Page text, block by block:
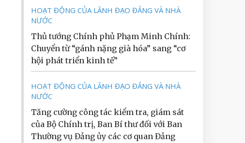
HOẠT ĐỘNG CỦA LÃNH ĐẠO ĐẢNG VÀ NHÀ
NƯỚC
Thủ tướng Chính phủ Phạm Minh Chính:
Chuyển từ “gánh nặng già hóa” sang “cơ
hội phát triển kinh tế”
HOẠT ĐỘNG CỦA LÃNH ĐẠO ĐẢNG VÀ NHÀ
NƯỚC
Tăng cường công tác kiểm tra, giám sát
của Bộ Chính trị, Ban Bí thư đối với Ban
Thường vụ Đảng ủy các cơ quan Đảng